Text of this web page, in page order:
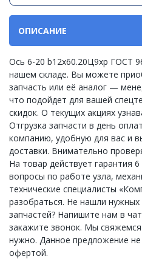
ОПИСАНИЕ
Ось 6-20 b12х60.20Ц9хр ГОСТ
нашем складе. Вы можете
запчасть или её аналог —
что подойдет для вашей
скидок. О текущих акциях
Отгрузка запчасти в день
компанию, удобную для вас и
доставки. Внимательно
На товар действует гарантия
вопросы по работе узла,
технические специалисты
разобраться. Не нашли
запчастей? Напишите нам в
закажите звонок. Мы
нужно. Данное предложение
офертой.